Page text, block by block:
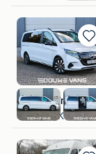
in
Mijn
Douwe Vans B.V.
SPAUBEEK